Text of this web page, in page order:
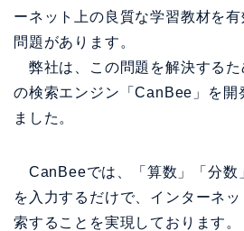
ーネット上の良質な学習教材を
問題があります。
弊社は、この問題を解決するた
の検索エンジン「CanBee」を開
ました。
CanBeeでは、「算数」「分数
を入力するだけで、インターネ
索することを実現しております。